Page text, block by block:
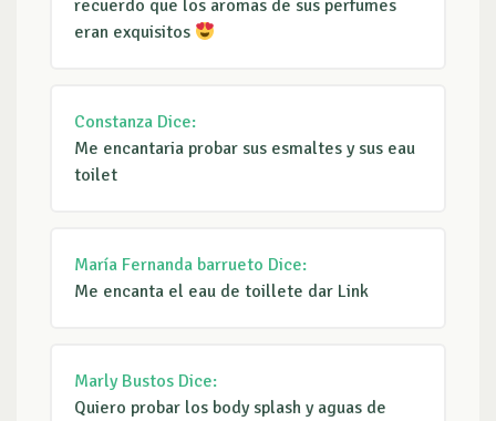
recuerdo que los aromas de sus perfumes
eran exquisitos
Constanza Dice:
Me encantaria probar sus esmaltes y sus eau
toilet
María Fernanda barrueto Dice:
Me encanta el eau de toillete dar Link
Marly Bustos Dice:
Quiero probar los body splash y aguas de